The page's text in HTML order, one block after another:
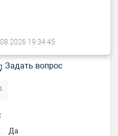
19:34:45
Задать вопрос
Да